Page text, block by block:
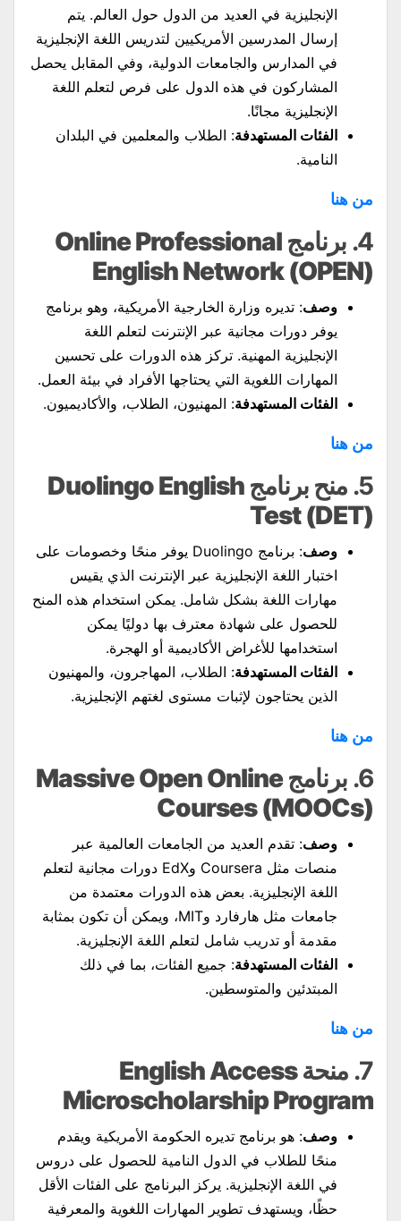
الإنجليزية في العديد من الدول حول العالم. يتم
إرسال المدرسين الأمريكيين لتدريس اللغة الإنجليزية
في المدارس والجامعات الدولية، وفي المقابل يحصل
المشاركون في هذه الدول على فرص لتعلم اللغة
الإنجليزية مجانًا.
الفئات المستهدفة: الطلاب والمعلمين في البلدان
النامية.
من هنا
4.
برنامج Online Professional
English Network (OPEN)
وصف: تديره وزارة الخارجية الأمريكية، وهو برنامج
يوفر دورات مجانية عبر الإنترنت لتعلم اللغة
الإنجليزية المهنية. تركز هذه الدورات على تحسين
المهارات اللغوية التي يحتاجها الأفراد في بيئة العمل.
الفئات المستهدفة: المهنيون، الطلاب، والأكاديميون.
من هنا
5.
منح برنامج Duolingo English
Test (DET)
وصف
: برنامج Duolingo يوفر منحًا وخصومات على
اختبار اللغة الإنجليزية عبر الإنترنت الذي يقيس
مهارات اللغة بشكل شامل. يمكن استخدام هذه المنح
للحصول على شهادة معترف بها دوليًا يمكن
استخدامها للأغراض الأكاديمية أو الهجرة.
الفئات المستهدفة: الطلاب، المهاجرون، والمهنيون
الذين يحتاجون لإثبات مستوى لغتهم الإنجليزية.
من هنا
6.
برنامج Massive Open Online
Courses (MOOCs)
وصف: تقدم العديد من الجامعات العالمية عبر
منصات مثل Coursera وEdX دورات مجانية لتعلم
اللغة الإنجليزية. بعض هذه الدورات معتمدة من
جامعات مثل هارفارد وMIT، ويمكن أن تكون بمثابة
مقدمة أو تدريب شامل لتعلم اللغة الإنجليزية.
الفئات المستهدفة: جميع الفئات، بما في ذلك
المبتدئين والمتوسطين.
من هنا
7.
منحة English Access
Microscholarship Program
وصف: هو برنامج تديره الحكومة الأمريكية ويقدم
منحًا للطلاب في الدول النامية للحصول على دروس
في اللغة الإنجليزية. يركز البرنامج على الفئات الأقل
حظًا، ويستهدف تطوير المهارات اللغوية والمعرفية